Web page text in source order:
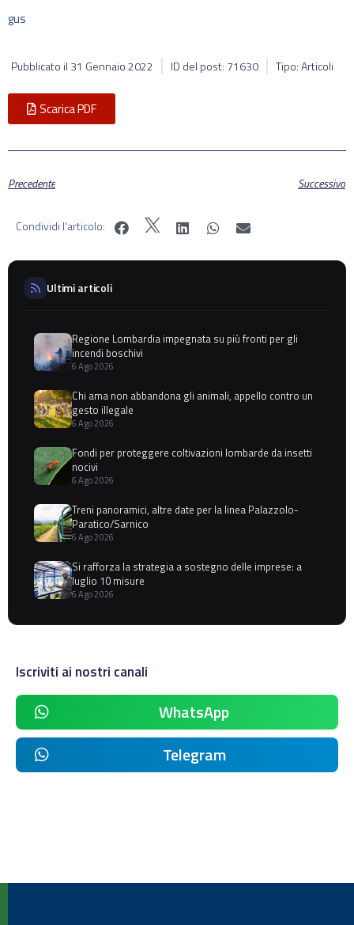
gus
Pubblicato il 31 Gennaio 2022 ID del post: 71630 Tipo: Articoli
Scarica PDF
Precedente Successivo
Condividi l'articolo:
Ultimi articoli
Regione Lombardia impegnata su più fronti per gli
incendi boschivi
6 Ago 2026
Chi ama non abbandona gli animali, appello contro un
gesto illegale
6 Ago 2026
Fondi per proteggere coltivazioni lombarde da insetti
nocivi
6 Ago 2026
Treni panoramici, altre date per la linea Palazzolo-
Paratico/Sarnico
6 Ago 2026
Si rafforza la strategia a sostegno delle imprese: a
luglio 10 misure
6 Ago 2026
Iscriviti ai nostri canali
WhatsApp
Telegram